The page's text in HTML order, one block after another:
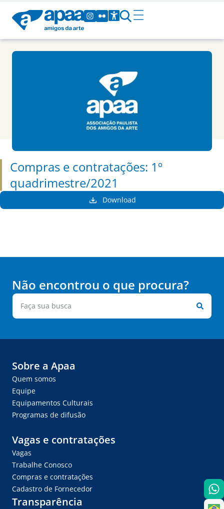
Compras e contratações: 1º
quadrimestre/2021
Download
Não encontrou o que procura?
Sobre a Apaa
Quem somos
Equipe
Equipamentos Culturais
Programas de difusão
Vagas e contratações
Vagas
Trabalhe Conosco
Compras e contratações
Cadastro de Fornecedor
Transparência